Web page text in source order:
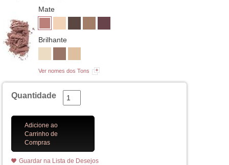
Mate
Brilhante
Ver nomes dos Tons
Quantidade
Adicione ao
Carrinho de
Compras
Guardar na Lista de Desejos